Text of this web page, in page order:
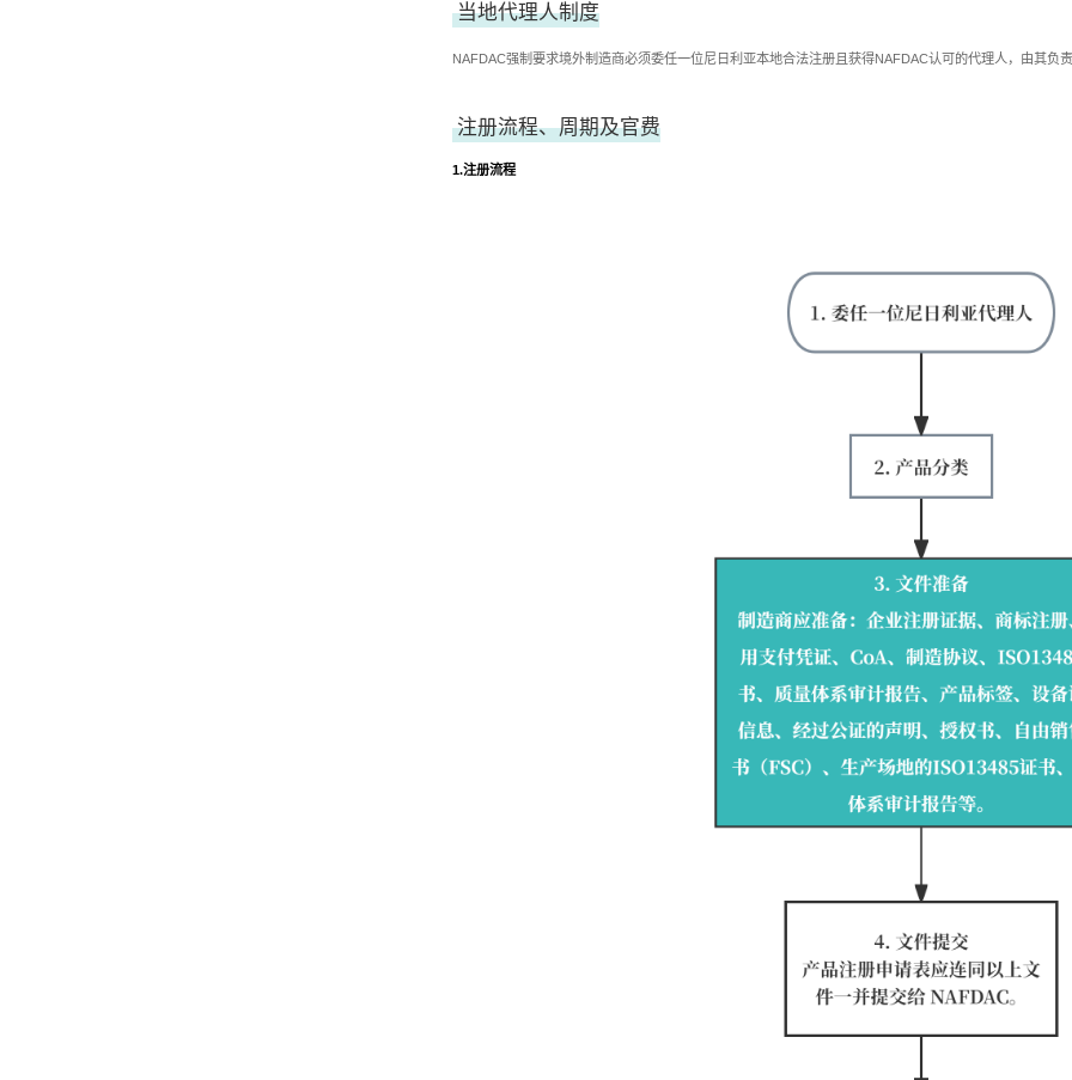
当地代理人制度
NAFDAC强制要求境外制造商必须委任一位尼日利亚本地合法注册且获得NAFDAC认可的代理人，由其负
注册流程、周期及官费
1.注册流程